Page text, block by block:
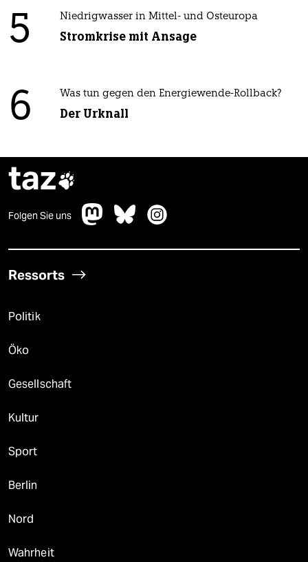
5 Niedrigwasser in Mittel- und Osteuropa
Stromkrise mit Ansage
6 Was tun gegen den Energiewende-Rollback?
Der Urknall
taz
Folgen Sie uns
Ressorts
Politik
Öko
Gesellschaft
Kultur
Sport
Berlin
Nord
Wahrheit